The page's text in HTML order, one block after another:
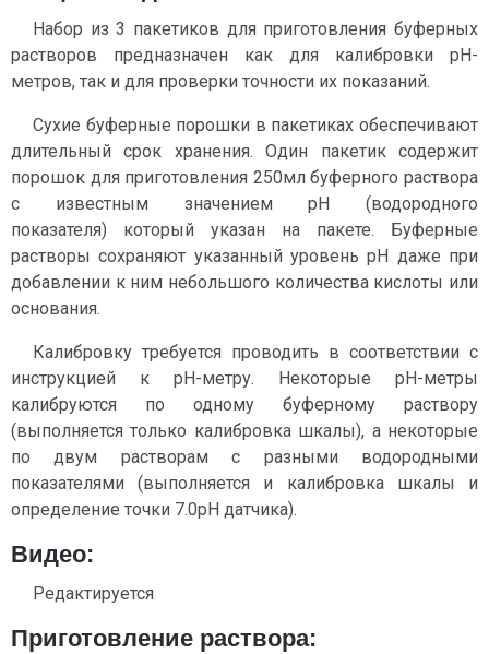
Набор из 3 пакетиков для приготовления буферных
растворов предназначен как для калибровки pH-
метров, так и для проверки точности их показаний.
Сухие буферные порошки в пакетиках обеспечивают
длительный срок хранения. Один пакетик содержит
порошок для приготовления 250мл буферного раствора
с известным значением pH (водородного
показателя) который указан на пакете. Буферные
растворы сохраняют указанный уровень pH даже при
добавлении к ним небольшого количества кислоты или
основания.
Калибровку требуется проводить в соответствии с
инструкцией к pH-метру. Некоторые pH-метры
калибруются по одному буферному раствору
(выполняется только калибровка шкалы), а некоторые
по двум растворам с разными водородными
показателями (выполняется и калибровка шкалы и
определение точки 7.0pH датчика).
Видео:
Редактируется
Приготовление раствора: